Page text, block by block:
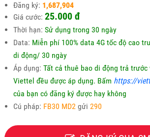
Đăng ký: 1,687,904
Giá cước: 25.000 đ
Thời hạn: Sử dụng trong 30 ngày
Data: Miễn phí 100% data 4G tốc độ cao
di động/ 30 ngày
Áp dụng: Tất cả thuê bao di động trả trước
Viettel đều được áp dụng. Bấm https://
của bạn có đăng ký được hay không
Cú pháp: FB30 MD2gửi 290